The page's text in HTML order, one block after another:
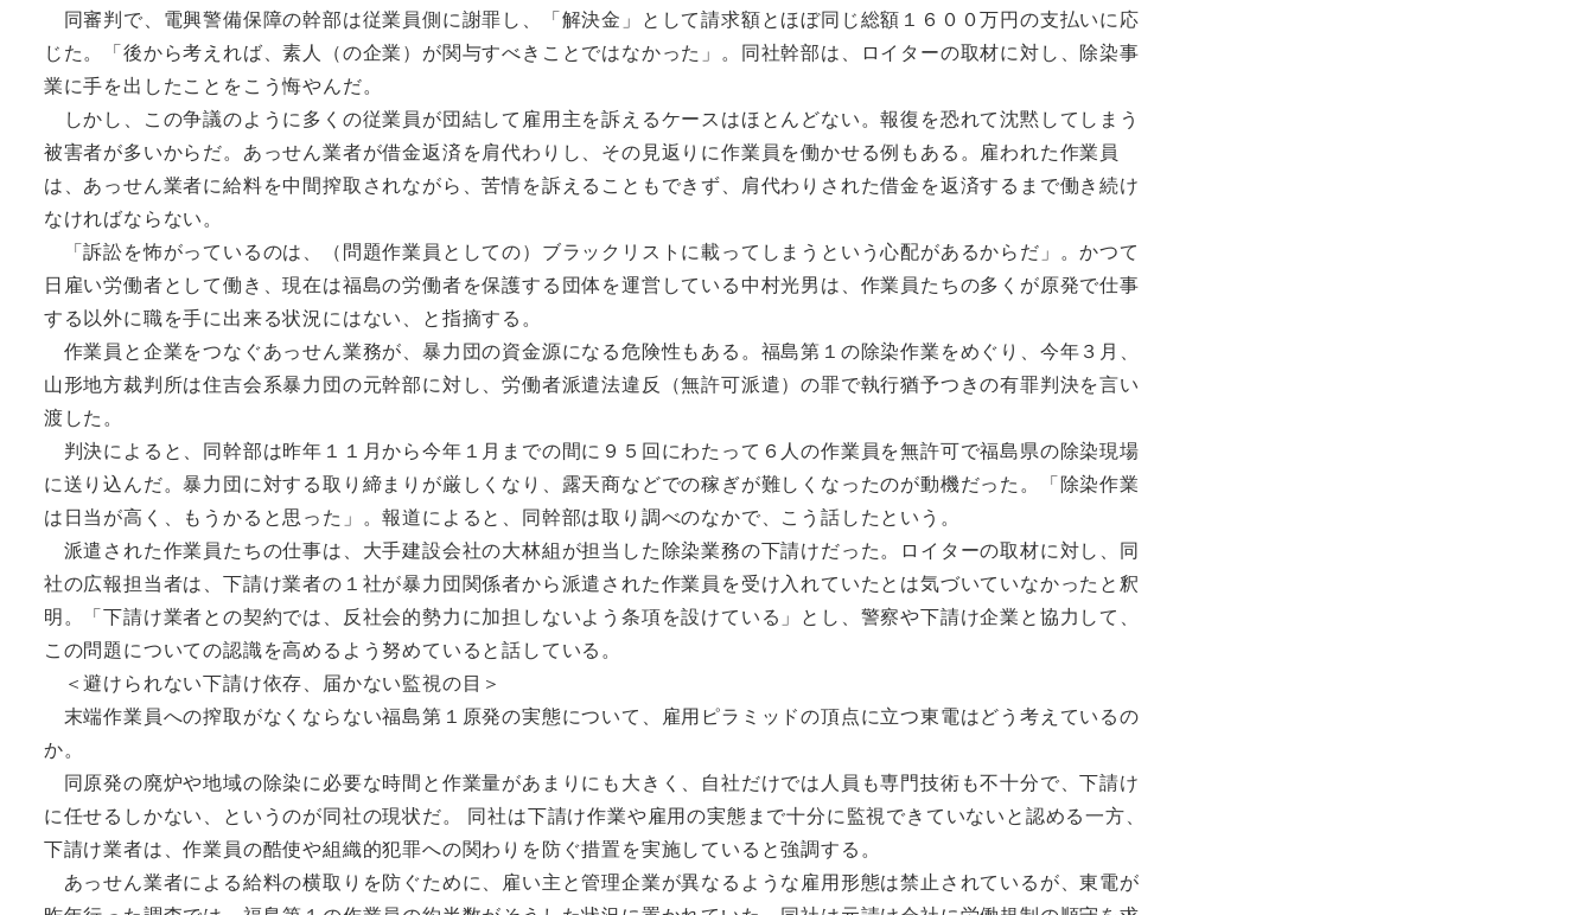
同審判で、電興警備保障の幹部は従業員側に謝罪し、「解決金」として請求額とほぼ同じ総額１６００万円の支払いに応
じた。「後から考えれば、素人（の企業）が関与すべきことではなかった」。同社幹部は、ロイターの取材に対し、除染事
業に手を出したことをこう悔やんだ。
しかし、この争議のように多くの従業員が団結して雇用主を訴えるケースはほとんどない。報復を恐れて沈黙してしまう
被害者が多いからだ。あっせん業者が借金返済を肩代わりし、その見返りに作業員を働かせる例もある。雇われた作業員
は、あっせん業者に給料を中間搾取されながら、苦情を訴えることもできず、肩代わりされた借金を返済するまで働き続け
なければならない。
「訴訟を怖がっているのは、（問題作業員としての）ブラックリストに載ってしまうという心配があるからだ」。かつて
日雇い労働者として働き、現在は福島の労働者を保護する団体を運営している中村光男は、作業員たちの多くが原発で仕事
する以外に職を手に出来る状況にはない、と指摘する。
作業員と企業をつなぐあっせん業務が、暴力団の資金源になる危険性もある。福島第１の除染作業をめぐり、今年３月、
山形地方裁判所は住吉会系暴力団の元幹部に対し、労働者派遣法違反（無許可派遣）の罪で執行猶予つきの有罪判決を言い
渡した。
判決によると、同幹部は昨年１１月から今年１月までの間に９５回にわたって６人の作業員を無許可で福島県の除染現場
に送り込んだ。暴力団に対する取り締まりが厳しくなり、露天商などでの稼ぎが難しくなったのが動機だった。「除染作業
は日当が高く、もうかると思った」。報道によると、同幹部は取り調べのなかで、こう話したという。
派遣された作業員たちの仕事は、大手建設会社の大林組が担当した除染業務の下請けだった。ロイターの取材に対し、同
社の広報担当者は、下請け業者の１社が暴力団関係者から派遣された作業員を受け入れていたとは気づいていなかったと釈
明。「下請け業者との契約では、反社会的勢力に加担しないよう条項を設けている」とし、警察や下請け企業と協力して、
この問題についての認識を高めるよう努めていると話している。
＜避けられない下請け依存、届かない監視の目＞
末端作業員への搾取がなくならない福島第１原発の実態について、雇用ピラミッドの頂点に立つ東電はどう考えているの
か。
同原発の廃炉や地域の除染に必要な時間と作業量があまりにも大きく、自社だけでは人員も専門技術も不十分で、下請け
に任せるしかない、というのが同社の現状だ。 同社は下請け作業や雇用の実態まで十分に監視できていないと認める一方、
下請け業者は、作業員の酷使や組織的犯罪への関わりを防ぐ措置を実施していると強調する。
あっせん業者による給料の横取りを防ぐために、雇い主と管理企業が異なるような雇用形態は禁止されているが、東電が